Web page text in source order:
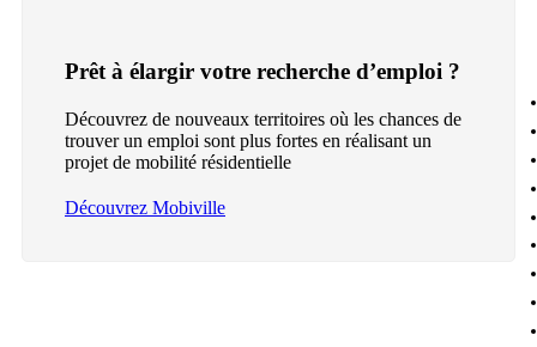
Prêt à élargir votre recherche d’emploi ?
Découvrez de nouveaux territoires où les chances de
trouver un emploi sont plus fortes en réalisant un
projet de mobilité résidentielle
Découvrez Mobiville